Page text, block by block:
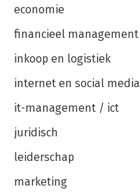
economie
financieel management
inkoop en logistiek
internet en social media
it-management / ict
juridisch
leiderschap
marketing